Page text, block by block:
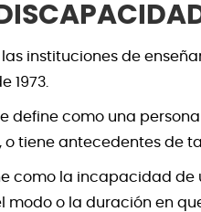
instituciones de
1973.
define como una
tiene antecedentes de
como la incapacidad
modo o la duración en